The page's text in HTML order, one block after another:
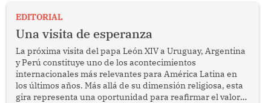
EDITORIAL
Una visita de esperanza
La próxima visita del papa León XIV a Uruguay, Argentina
y Perú constituye uno de los acontecimientos
internacionales más relevantes para América Latina en
los últimos años. Más allá de su dimensión religiosa, esta
gira representa una oportunidad para reafirmar el valor